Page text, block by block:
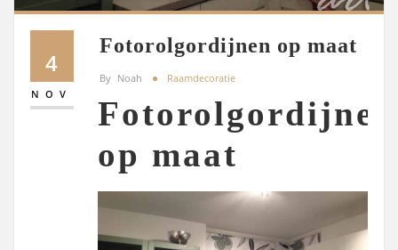
4
NOV
Fotorolgordijnen op maat
By Noah Raamdecoratie
Fotorolgordijnen
op maat